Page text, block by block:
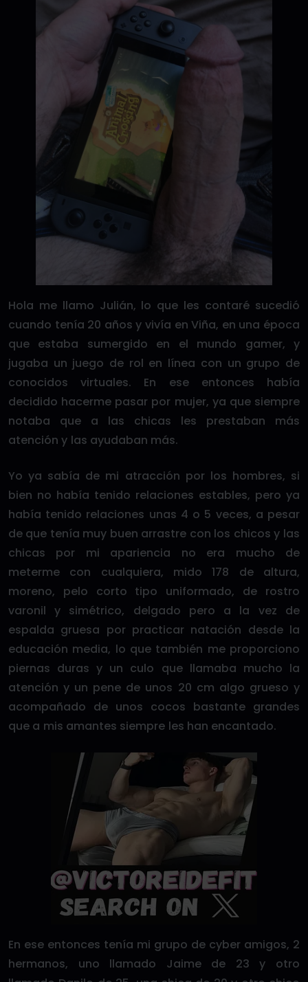
Hola me llamo Julián, lo que les contaré sucedió
cuando tenía 20 años y vivía en Viña, en una época
que estaba sumergido en el mundo gamer, y
jugaba un juego de rol en línea con un grupo de
conocidos virtuales. En ese entonces había
decidido hacerme pasar por mujer, ya que siempre
notaba que a las chicas les prestaban más
atención y las ayudaban más.
Yo ya sabía de mi atracción por los hombres, si
bien no había tenido relaciones estables, pero ya
había tenido relaciones unas 4 o 5 veces, a pesar
de que tenía muy buen arrastre con los chicos y las
chicas por mi apariencia no era mucho de
meterme con cualquiera, mido 178 de altura,
moreno, pelo corto tipo uniformado, de rostro
varonil y simétrico, delgado pero a la vez de
espalda gruesa por practicar natación desde la
educación media, lo que también me proporciono
piernas duras y un culo que llamaba mucho la
atención y un pene de unos 20 cm algo grueso y
acompañado de unos cocos bastante grandes
que a mis amantes siempre les han encantado.
En ese entonces tenía mi grupo de cyber amigos, 2
hermanos, uno llamado Jaime de 23 y otro